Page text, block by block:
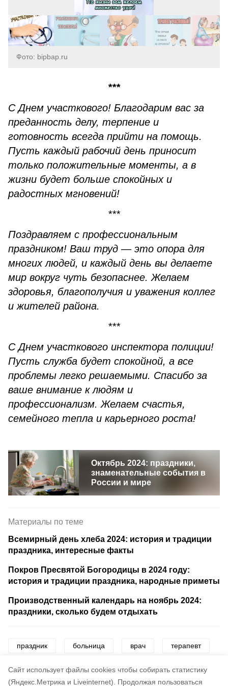
Cайт использует файлы cookies чтобы собирать статистику
(Яндекс.Метрика и Liveinternet).
Продолжая пользоваться
Фото: bipbap.ru
***
С Днем участкового! Благодарим вас за
преданность делу, терпение и
готовность всегда прийти на помощь.
Пусть каждый рабочий день приносит
только положительные моменты, а в
жизни будет больше спокойных и
радостных мгновений!
***
Поздравляем с профессиональным
праздником! Ваш труд — это опора для
многих людей, и каждый день вы делаете
мир вокруг чуть безопаснее. Желаем
здоровья, благополучия и уважения коллег
и жителей района.
***
С Днем участкового инспектора полиции!
Пусть служба будет спокойной, а все
проблемы легко решаемыми. Спасибо за
ваше внимание к людям и
профессионализм. Желаем счастья,
семейного тепла и карьерного роста!
Октябрь 2024: праздники,
знаменательные события в
России и мире
Материалы по теме
Всемирный день хлеба 2024: история и традиции
праздника, интересные факты
Покров Пресвятой Богородицы в 2024 году:
история и традиции праздника, народные приметы
Производственный календарь на ноябрь 2024:
праздники, сколько будем отдыхать
праздник больница врач терапевт
поздравления картинки открытки